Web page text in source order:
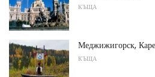
КЪЩА
Меджижигорск,
КЪЩА